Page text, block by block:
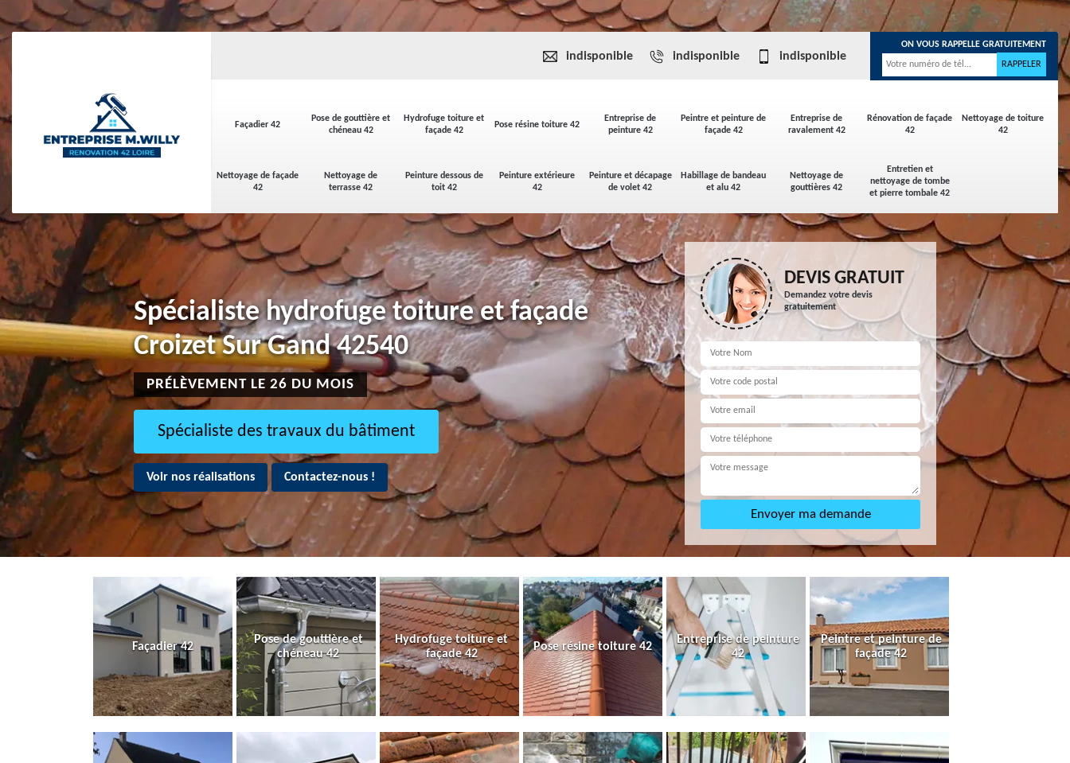
Façadier 42
Pose de gouttière et
chéneau 42
Hydrofuge toiture et
façade 42
Pose résine toiture 42
Entreprise de
peinture 42
Peintre et peinture de
façade 42
Entreprise de
ravalement 42
Rénovation de façade
42
Nettoyage de toiture
42
Nettoyage de façade
42
Nettoyage de
terrasse 42
Peinture dessous de
toit 42
Peinture extérieure
42
Peinture et décapage
de volet 42
Habillage de bandeau
et alu 42
Nettoyage de
gouttières 42
Entretien et
nettoyage de tombe
et pierre tombale 42
indisponible indisponible indisponible
ON VOUS RAPPELLE GRATUITEMENT
Spécialiste hydrofuge toiture et façade
Croizet Sur Gand 42540
PRÉLÈVEMENT LE 26 DU MOIS
Spécialiste des travaux du bâtiment
Voir nos réalisations Contactez-nous !
DEVIS GRATUIT
Demandez votre devis
gratuitement
Façadier 42
Pose de gouttière et
chéneau 42
Hydrofuge toiture et
façade 42
Pose résine toiture 42
Entreprise de peinture
42
Peintre et peinture de
façade 42